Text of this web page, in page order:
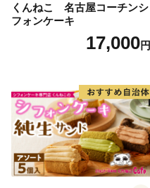
くんねこ 名古屋コーチンシ
フォンケーキ
17,000円